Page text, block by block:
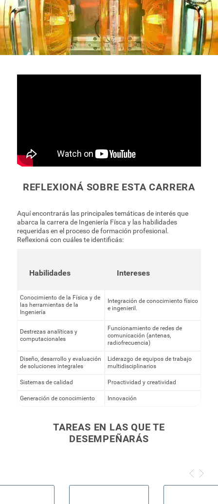
REFLEXIONÁ SOBRE ESTA CARRERA
Aquí encontrarás las principales temáticas de interés que
abarca la carrera de Ingeniería Físca y las habilidades
requeridas en el proceso de formación profesional.
Reflexioná con cuáles te identificás:
Habilidades Intereses
Conocimiento de la Física y de
las herramientas de la
Ingeniería
Integración de conocimiento físico
e ingenieril.
Destrezas analíticas y
computacionales
Funcionamiento de redes de
comunicación (antenas,
radiofrecuencia)
Diseño, desarrollo y evaluación
de soluciones integrales
Liderazgo de equipos de trabajo
multidisciplinarios
Sistemas de calidad Proactividad y creatividad
Generación de conocimiento Innovación
TAREAS EN LAS QUE TE
DESEMPEÑARÁS